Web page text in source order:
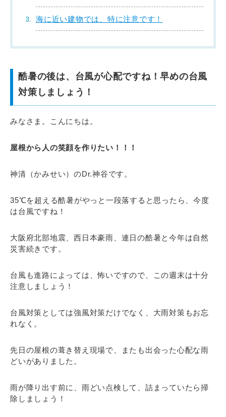
海に近い建物では、特に注意です！
酷暑の後は、台風が心配ですね！早めの台風
対策しましょう！
みなさま。こんにちは。
屋根から人の笑顔を作りたい！！！
神清（かみせい）のDr.神谷です。
35℃を超える酷暑がやっと一段落すると思ったら、今度
は台風ですね！
大阪府北部地震、西日本豪雨、連日の酷暑と今年は自然
災害続きです。
台風も進路によっては、怖いですので、この週末は十分
注意しましょう！
台風対策としては強風対策だけでなく、大雨対策もお忘
れなく。
先日の屋根の葺き替え現場で、またも出会った心配な雨
どいがありました。
雨が降り出す前に、雨どい点検して、詰まっていたら掃
除しましょう！